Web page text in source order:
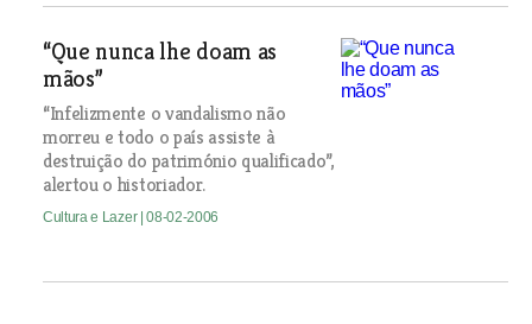
“Que nunca lhe doam as
mãos”
“Infelizmente o vandalismo não
morreu e todo o país assiste à
destruição do património qualificado”,
alertou o historiador.
Cultura e Lazer | 08-02-2006